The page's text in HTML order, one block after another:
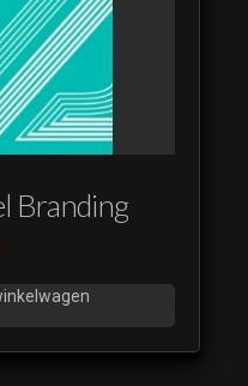
Branding